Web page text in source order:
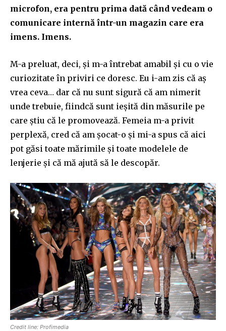
microfon, era pentru prima dată când vedeam o
comunicare internă într-un magazin care era
imens. Imens.
M-a preluat, deci, și m-a întrebat amabil și cu o vie
curiozitate în priviri ce doresc. Eu i-am zis că aș
vrea ceva… dar că nu sunt sigură că am nimerit
unde trebuie, fiindcă sunt ieșită din măsurile pe
care știu că le promovează. Femeia m-a privit
perplexă, cred că am șocat-o și mi-a spus că aici
pot găsi toate mărimile și toate modelele de
lenjerie și că mă ajută să le descopăr.
Credit line: Profimedia